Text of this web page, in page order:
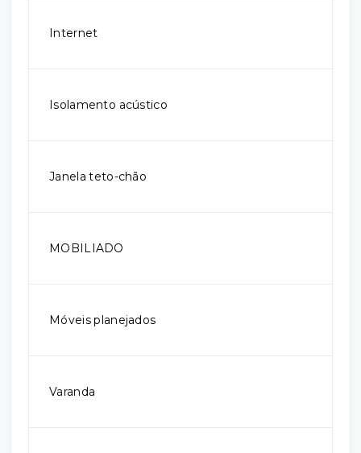
Internet
Isolamento acústico
Janela teto-chão
MOBILIADO
Móveis planejados
Varanda